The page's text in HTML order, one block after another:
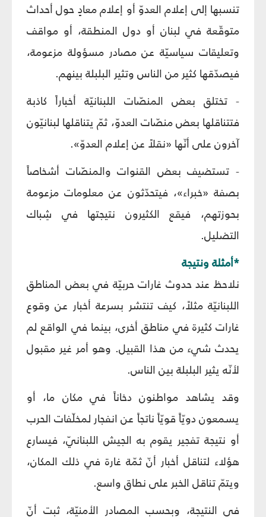
تنسبها إلى إعلام العدوّ أو إعلام معادٍ حول أحداث
متوقّعة في لبنان أو دول المنطقة، أو مواقف
وتعليقات سياسيّة عن مصادر مسؤولة مزعومة،
فيصدّقها كثير من الناس وتثير البلبلة بينهم.
- تختلق بعض المنصّات اللبنانيّة أخباراً كاذبة
فتتناقلها بعض منصّات العدوّ، ثمّ يتناقلها لبنانيّون
آخرون على أنّها «نقلاً عن إعلام العدوّ».
- تستضيف بعض القنوات والمنصّات أشخاصاً
بصفة «خبراء»، فيتحدّثون عن معلومات مزعومة
بحوزتهم، فيقع الكثيرون نتيجتها في شِباك
التضليل.
*أمثلة ونتيجة
نلاحظ عند حدوث غارات حربيّة في بعض المناطق
اللبنانيّة مثلاً، كيف تنتشر بسرعة أخبار عن وقوع
غارات كثيرة في مناطق أخرى، بينما في الواقع لم
يحدث شيء من هذا القبيل. وهو أمر غير مقبول
لأنّه يثير البلبلة بين الناس.
وقد يشاهد مواطنون دخاناً في مكان ما، أو
يسمعون دويّاً قويّاً ناتجاً عن انفجار لمخلّفات الحرب
أو نتيجة تفجير يقوم به الجيش اللبنانيّ، فيسارع
هؤلاء لتناقل أخبار أنّ ثمّة غارة في ذلك المكان،
ويتمّ تناقل الخبر على نطاق واسع.
في النتيجة، وبحسب المصادر الأمنيّة، ثبت أنّ